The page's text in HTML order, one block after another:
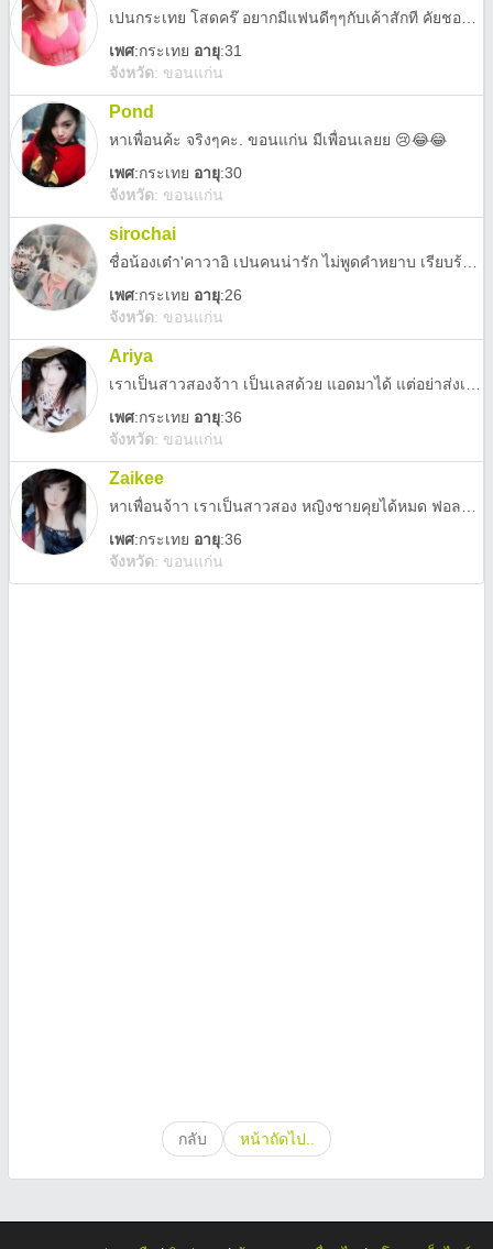
เพศ:กระเทย อายุ:31
จังหวัด: ขอนแก่น
Pond
หาเพื่อนค้ะ จริงๆคะ. ขอนแก่น มีเพื่อนเลยย 😢😂😂
เพศ:กระเทย อายุ:30
จังหวัด: ขอนแก่น
sirochai
เพศ:กระเทย อายุ:26
จังหวัด: ขอนแก่น
Ariya
เพศ:กระเทย อายุ:36
จังหวัด: ขอนแก่น
Zaikee
เพศ:กระเทย อายุ:36
จังหวัด: ขอนแก่น
กลับ หน้าถัดไป..